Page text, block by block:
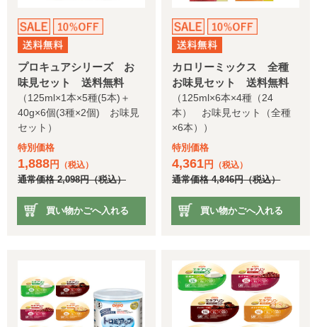
プロキュアシリーズ お
味見セット 送料無料
（125ml×1本×5種(5本)＋
40g×6個(3種×2個) お味見
セット）
特別価格
1,888円 （税込）
通常価格2,098円（税込）
買い物かごへ入れる
カロリーミックス 全種
お味見セット 送料無料
（125ml×6本×4種（24
本） お味見セット（全種
×6本））
特別価格
4,361円 （税込）
通常価格4,846円（税込）
買い物かごへ入れる